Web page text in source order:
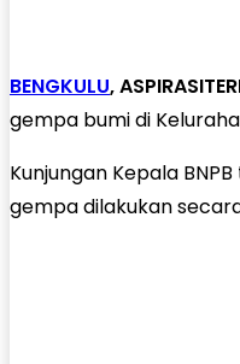
BENGKULU,
gempa bumi di
Kunjungan Kepala
gempa dilakukan